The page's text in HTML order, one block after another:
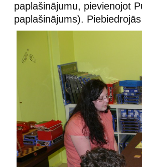
paplašinājumu, pievienojot
paplašinājums).